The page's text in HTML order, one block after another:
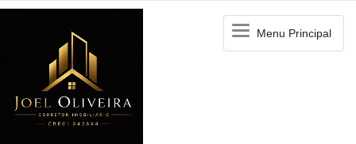
MenuMenu Principal